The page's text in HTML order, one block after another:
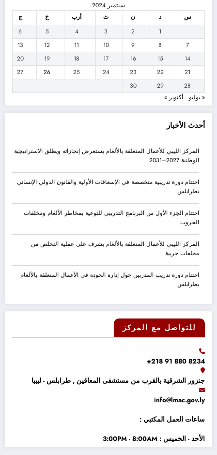
سبتمبر 2024
س
د ن ث أرب خ
ج
1
2
3
4
5
6
7
8
9
10
11
12
13
14
15
16
17
18
19
20
21
22
23
24
25
26
27
28
29
30
« يوليو
أكتوبر »
أحدث الأخبار
المركز الليبي للأعمال المتعلقة بالألغام يستعرض إنجازاته ويطلق الاستراتيجية
الوطنية 2027–2031
اختتام دورة تدريبية متخصصة في الإسعافات الأولية والقانون الدولي الإنساني
بطرابلس
اختتام الجزء الأول من البرنامج التدريبي للتوعية بمخاطر الألغام ومخلفات
الحروب
المركز الليبي للأعمال المتعلقة بالألغام يشرف على عملية التخلص من
مخلفات حربية
اختتام دورة تدريب المدربين حول إدارة الجودة في الأعمال المتعلقة بالألغام
بطرابلس
للتواصل مع المركز
8234 880 91 218+
جنزور الشرقية بالقرب من مستشفى المعاقين , طرابلس - ليبيا
info@lmac.gov.ly
ساعات العمل المكتبي :
الأحد - الخميس : 3:00PM - 8:00AM